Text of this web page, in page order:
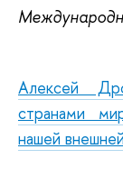
Алексей
странами
нашей